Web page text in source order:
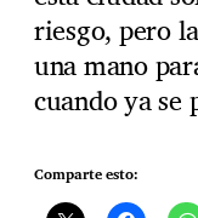
riesgo, pero
una mano
cuando ya se
Comparte esto: